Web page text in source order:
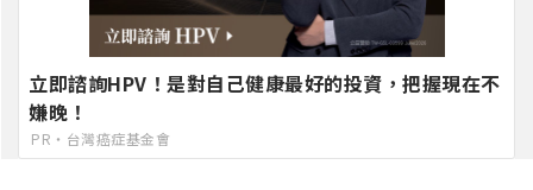
立即諮詢HPV！是對自己健康最好的投資，把握現在不
嫌晚！
PR・台灣癌症基金會